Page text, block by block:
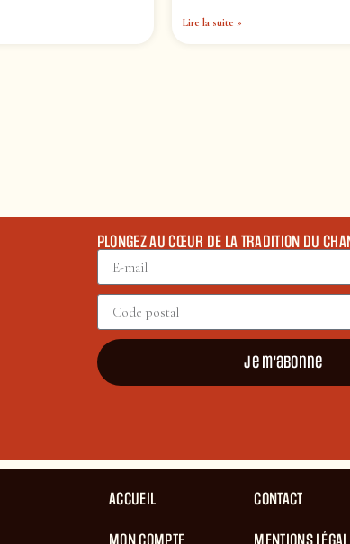
Lire la suite »
PLONGEZ AU CŒUR DE LA TRADITION DU
Je m'abonne
ACCUEIL CONTACT